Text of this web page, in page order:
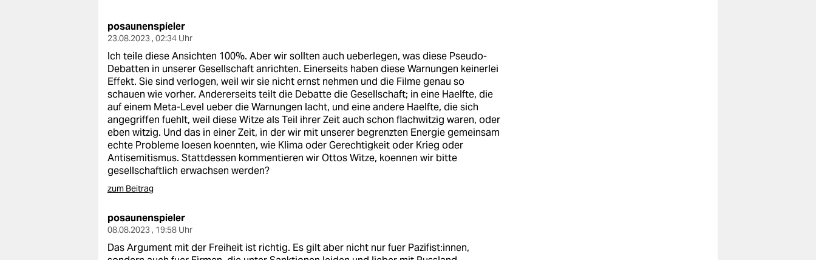
nord
wahrheit
verlag
verlag
veranstaltungen
shop
fragen & hilfe
abo
genossenschaft
posaunenspieler
23.08.2023 , 02:34 Uhr
Ich teile diese Ansichten 100%. Aber wir sollten auch ueberlegen, was diese Pseudo-
Debatten in unserer Gesellschaft anrichten. Einerseits haben diese Warnungen keinerlei
Effekt. Sie sind verlogen, weil wir sie nicht ernst nehmen und die Filme genau so
schauen wie vorher. Andererseits teilt die Debatte die Gesellschaft; in eine Haelfte, die
auf einem Meta-Level ueber die Warnungen lacht, und eine andere Haelfte, die sich
angegriffen fuehlt, weil diese Witze als Teil ihrer Zeit auch schon flachwitzig waren, oder
eben witzig. Und das in einer Zeit, in der wir mit unserer begrenzten Energie gemeinsam
echte Probleme loesen koennten, wie Klima oder Gerechtigkeit oder Krieg oder
Antisemitismus. Stattdessen kommentieren wir Ottos Witze, koennen wir bitte
gesellschaftlich erwachsen werden?
zum Beitrag
posaunenspieler
08.08.2023 , 19:58 Uhr
Das Argument mit der Freiheit ist richtig. Es gilt aber nicht nur fuer Pazifist:innen,